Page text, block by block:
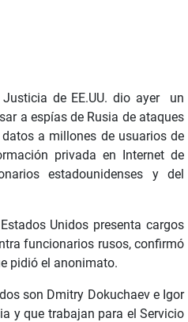
de EE.UU. dio ayer un
a espías de Rusia de ataques
a millones de usuarios de
privada en Internet de
estadounidenses y del
Unidos presenta cargos
funcionarios rusos, confirmó
pidió el anonimato.
son Dmitry Dokuchaev e Igor
y que trabajan para el Servicio